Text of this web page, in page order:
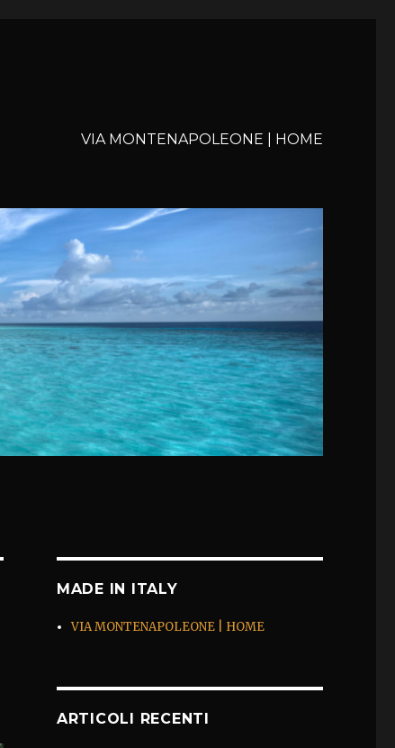
VIA MONTENAPOLEONE | HOME
MADE IN ITALY
VIA MONTENAPOLEONE | HOME
ARTICOLI RECENTI